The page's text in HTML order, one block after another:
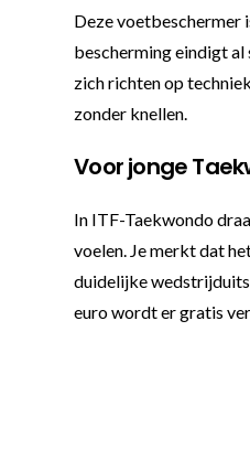
Deze voetbeschermer
bescherming eindigt al
zich richten op
zonder knellen.
Voor jonge
In ITF-Taekwondo
voelen. Je merkt dat
duidelijke
euro wordt er gratis